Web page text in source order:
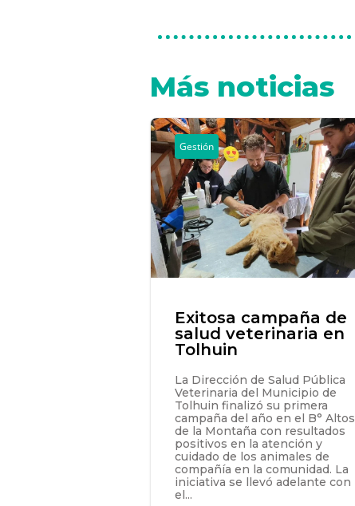
Más noticias
Gestión
Exitosa campaña de
salud veterinaria en
Tolhuin
La Dirección de Salud Pública
Veterinaria del Municipio de
Tolhuin finalizó su primera
campaña del año en el B° Altos
de la Montaña con resultados
positivos en la atención y
cuidado de los animales de
compañía en la comunidad. La
iniciativa se llevó adelante con
el...